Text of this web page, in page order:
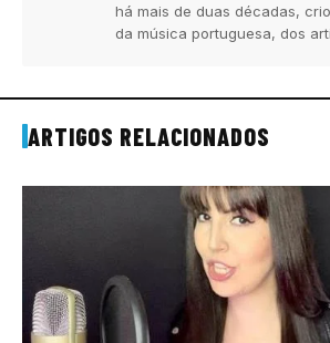
há mais de duas décadas,
da música portuguesa, dos
ARTIGOS RELACIONADOS